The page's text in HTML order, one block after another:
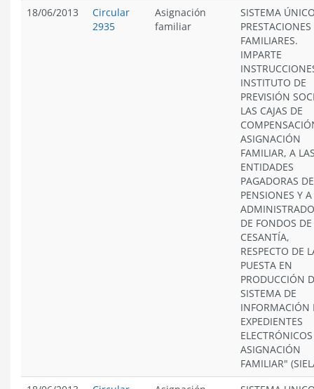
18/06/2013
Circular
2935
Asignación
familiar
SISTEMA
PRESTACIONES
FAMILIARES.
IMPARTE
INSTITUTO DE
PREVISIÓN
LAS CAJAS DE
ASIGNACIÓN
FAMILIAR, A
ENTIDADES
PAGADORAS DE
PENSIONES Y
DE FONDOS DE
CESANTÍA,
RESPECTO DE
PUESTA EN
PRODUCCIÓN
SISTEMA DE
INFORMACIÓN
EXPEDIENTES
ASIGNACIÓN
FAMILIAR"